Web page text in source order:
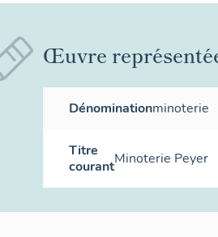
Œuvre
Dénominationminoterie
Titre
courantMinoterie Peyer